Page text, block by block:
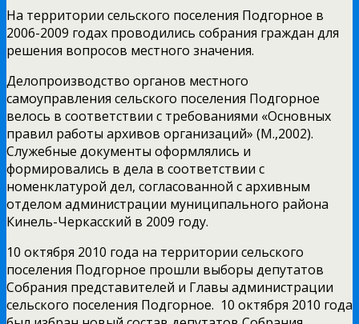
На территории сельского поселения Подгорное в
2006-2009 годах проводились собрания граждан для
решения вопросов местного значения.
Делопроизводство органов местного
самоуправления сельского поселения Подгорное
велось в соответствии с требованиями «Основных
правил работы архивов организаций» (М.,2002).
Служебные документы оформлялись и
формировались в дела в соответствии с
номенклатурой дел, согласованной с архивным
отделом администрации муниципального района
Кинель-Черкасский в 2009 году.
10 октября 2010 года на территории сельского
поселения Подгорное прошли выборы депутатов
Собрания представителей и Главы администрации
сельского поселения Подгорное. 10 октября 2010 года